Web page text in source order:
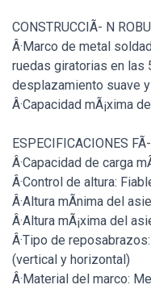
CONSTRUCCIÃ- N
Â·Marco de metal
ruedas giratorias en las
desplazamiento suave y
Â·Capacidad mÃ¡xima
ESPECIFICACIONES
Â·Capacidad de carga
Â·Control de altura:
Â·Altura mÃ­nima del
Â·Altura mÃ¡xima del
Â·Tipo de
(vertical y horizontal)
Â·Material del marco: